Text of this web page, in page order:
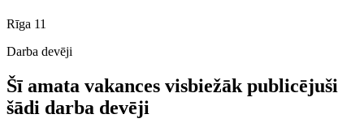
Rīga 11
Darba devēji
Šī amata vakances visbiežāk publicējuši
šādi darba devēji